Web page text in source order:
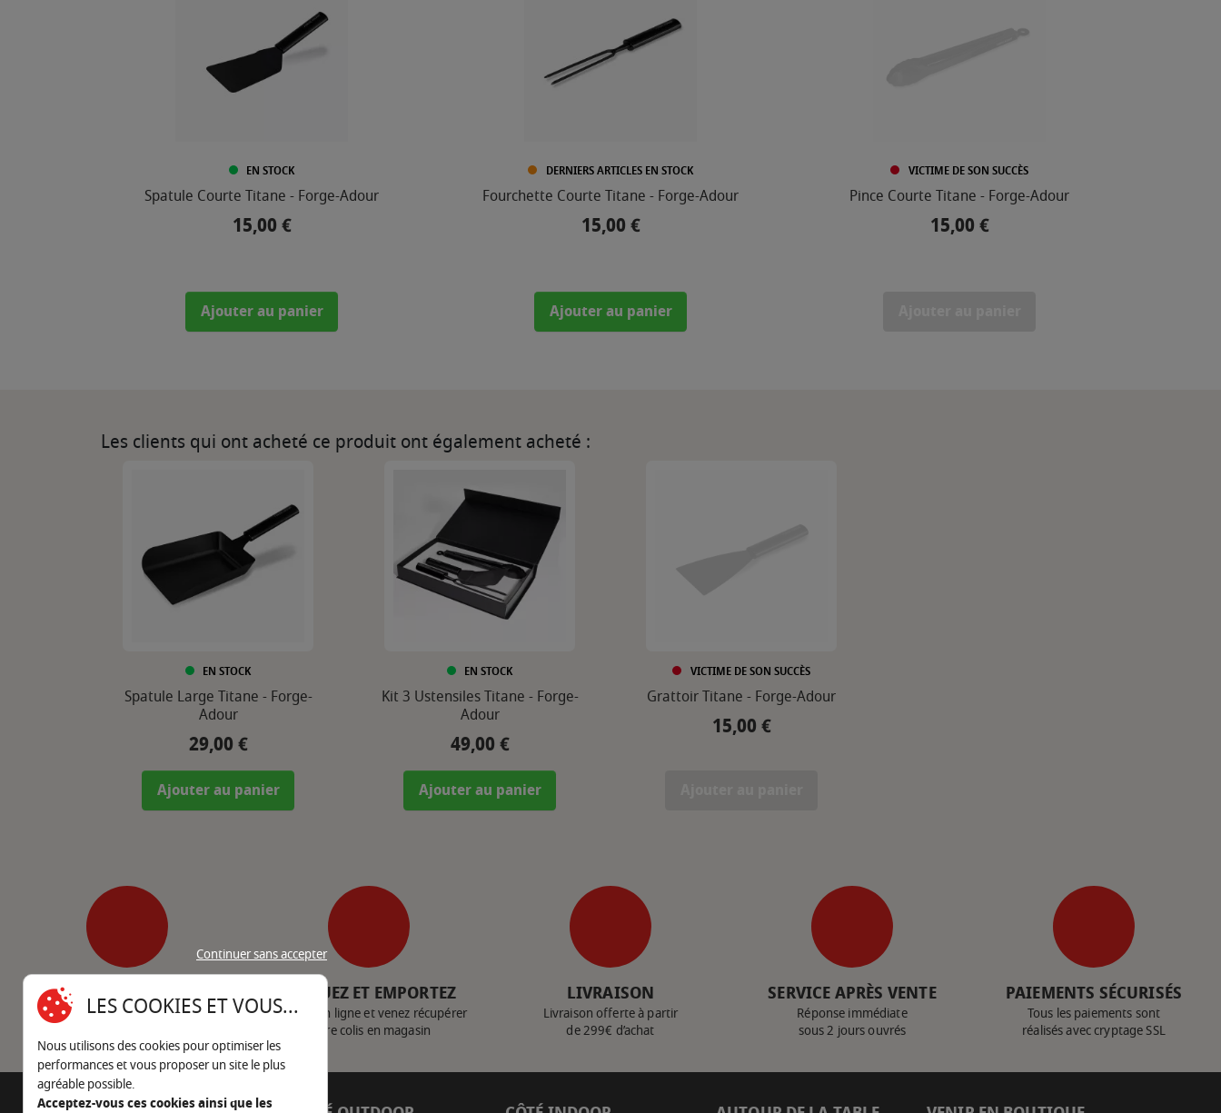
EN STOCK
Spatule Courte Titane - Forge-Adour
Prix
15,00 €
Ajouter au panier
DERNIERS ARTICLES EN STOCK
Fourchette Courte Titane - Forge-Adour
Prix
15,00 €
Ajouter au panier
VICTIME DE SON SUCCÈS
Pince Courte Titane - Forge-Adour
Prix
15,00 €
Les clients qui ont acheté ce produit ont également acheté :
EN STOCK
Spatule Large Titane - Forge-
Adour
Prix
29,00 €
Ajouter au panier
EN STOCK
Kit 3 Ustensiles Titane - Forge-
Adour
Prix
49,00 €
Ajouter au panier
VICTIME DE SON SUCCÈS
Grattoir Titane - Forge-Adour
Prix
15,00 €
SERVICE CLIENT
Nous contacter
CLIQUEZ ET EMPORTEZ
Achetez en ligne et venez récupérer
votre colis en magasin
LIVRAISON
Livraison offerte à partir
de 299€ d’achat
SERVICE APRÈS VENTE
Réponse immédiate
sous 2 jours ouvrés
PAIEMENTS SÉCURISÉS
Tous les paiements sont
réalisés avec cryptage SSL
Continuer sans accepter
LES COOKIES ET VOUS...
Nous utilisons des cookies pour optimiser les
performances et vous proposer un site le plus
agréable possible.
Acceptez-vous ces cookies ainsi que les